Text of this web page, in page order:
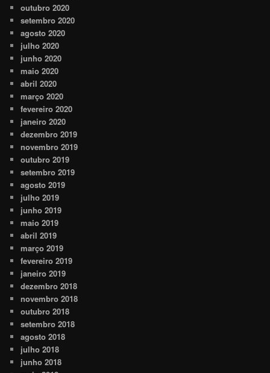
outubro 2020
setembro 2020
agosto 2020
julho 2020
junho 2020
maio 2020
abril 2020
março 2020
fevereiro 2020
janeiro 2020
dezembro 2019
novembro 2019
outubro 2019
setembro 2019
agosto 2019
julho 2019
junho 2019
maio 2019
abril 2019
março 2019
fevereiro 2019
janeiro 2019
dezembro 2018
novembro 2018
outubro 2018
setembro 2018
agosto 2018
julho 2018
junho 2018